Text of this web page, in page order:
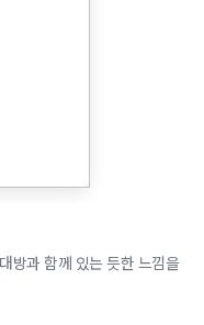
방과 함께 있는 듯한 느낌을